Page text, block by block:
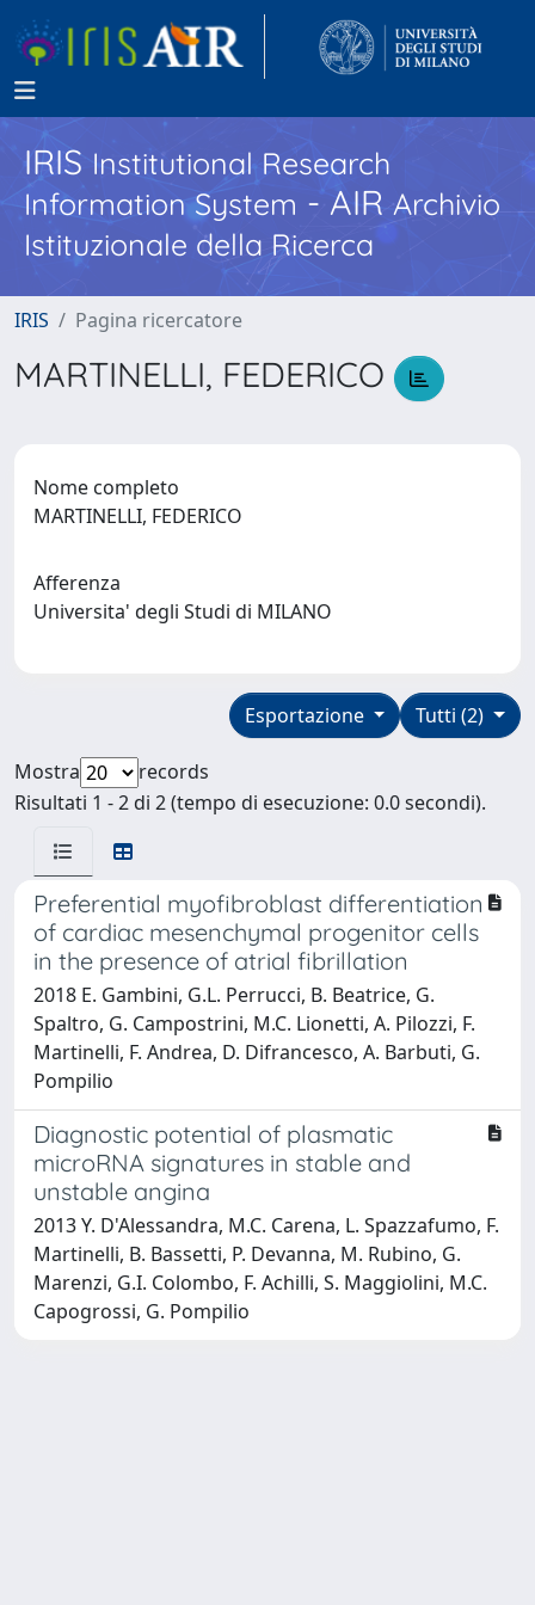
IRISInstitutional Research
Information System - AIR Archivio
Istituzionale della Ricerca
IRIS Pagina ricercatore
MARTINELLI, FEDERICO
Nome completo
MARTINELLI, FEDERICO
Afferenza
Universita' degli Studi di MILANO
Tutti (2)
Esportazione
Mostra
records
Risultati 1 - 2 di 2 (tempo di esecuzione: 0.0 secondi).
Preferential myofibroblast differentiation
of cardiac mesenchymal progenitor cells
in the presence of atrial fibrillation
2018 E. Gambini, G.L. Perrucci, B. Beatrice, G.
Spaltro, G. Campostrini, M.C. Lionetti, A. Pilozzi, F.
Martinelli, F. Andrea, D. Difrancesco, A. Barbuti, G.
Pompilio
Diagnostic potential of plasmatic
microRNA signatures in stable and
unstable angina
2013 Y. D'Alessandra, M.C. Carena, L. Spazzafumo, F.
Martinelli, B. Bassetti, P. Devanna, M. Rubino, G.
Marenzi, G.I. Colombo, F. Achilli, S. Maggiolini, M.C.
Capogrossi, G. Pompilio